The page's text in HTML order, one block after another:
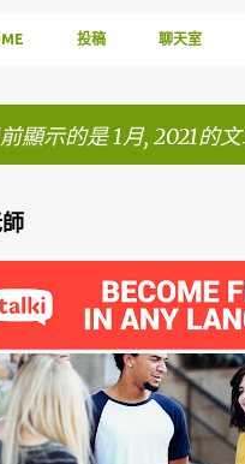
投稿 聊天室
顯示的是 1月, 2021的
方式 方法 寫作 閱讀